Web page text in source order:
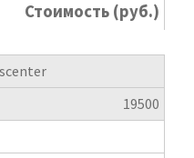
Стоимость (руб.)
19500